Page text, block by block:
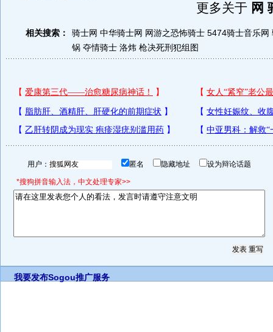
更多关于 网
相关搜索： 骑士网 中华骑士网 网游之恐怖骑士 5474骑士音乐网
锅 夺情骑士 洛炜 枪决死刑犯组图
用户： 匿名 隐藏地址 设为辩论话题
*搜狗拼音输入法，中文处理专家>>
我要发布Sogou推广服务